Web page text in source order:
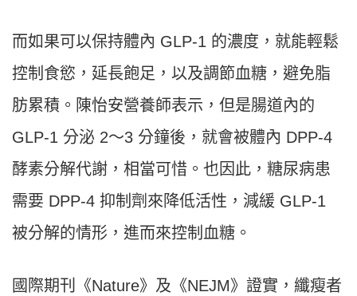
而如果可以保持體內 GLP-1 的濃度，就能輕鬆
控制食慾，延長飽足，以及調節血糖，避免脂
肪累積。陳怡安營養師表示，但是腸道內的
GLP-1 分泌 2〜3 分鐘後，就會被體內 DPP-4
酵素分解代謝，相當可惜。也因此，糖尿病患
需要 DPP-4 抑制劑來降低活性，減緩 GLP-1
被分解的情形，進而來控制血糖。
國際期刊《Nature》及《NEJM》證實，纖瘦者